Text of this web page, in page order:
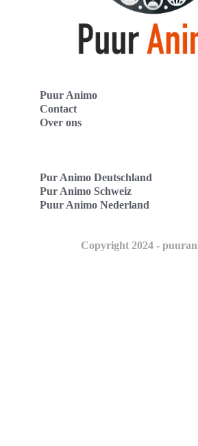
Puur Animo
Contact
Over ons
Pur Animo Deutschland
Pur Animo Schweiz
Puur Animo Nederland
Copyright 2024 -